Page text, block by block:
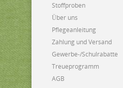
Stoffproben
Über uns
Pflegeanleitung
Zahlung und Versand
Gewerbe-/Schulrabatte
Treueprogramm
AGB